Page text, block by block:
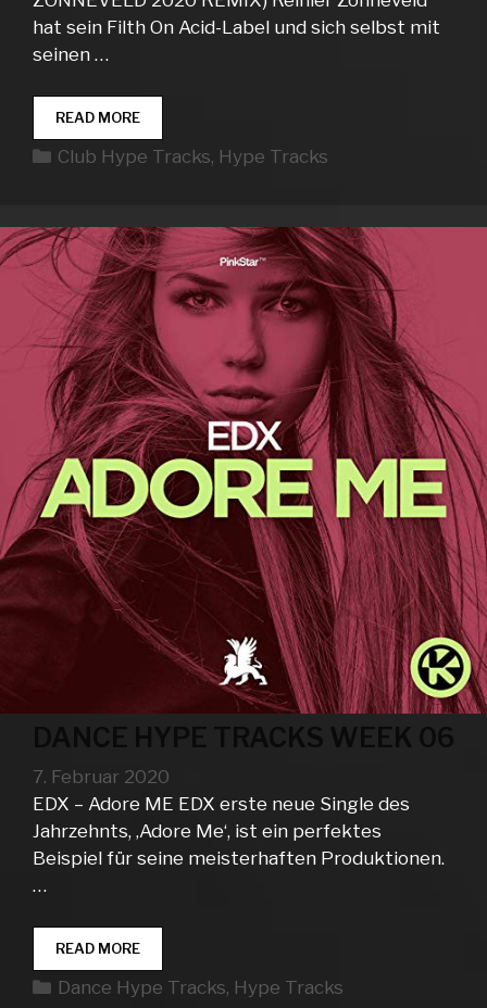
hat sein Filth On Acid-Label und sich selbst mit
seinen …
READ MORECLUB
HYPE
TRACKS
Kategorien
Club Hype Tracks, Hype Tracks
DANCE HYPE TRACKS WEEK 06
7. Februar 2020
EDX – Adore ME EDX erste neue Single des
Jahrzehnts, ‚Adore Me‘, ist ein perfektes
Beispiel für seine meisterhaften Produktionen.
…
READ MOREDANCE
HYPE
TRACKS
Kategorien
Dance Hype Tracks, Hype Tracks